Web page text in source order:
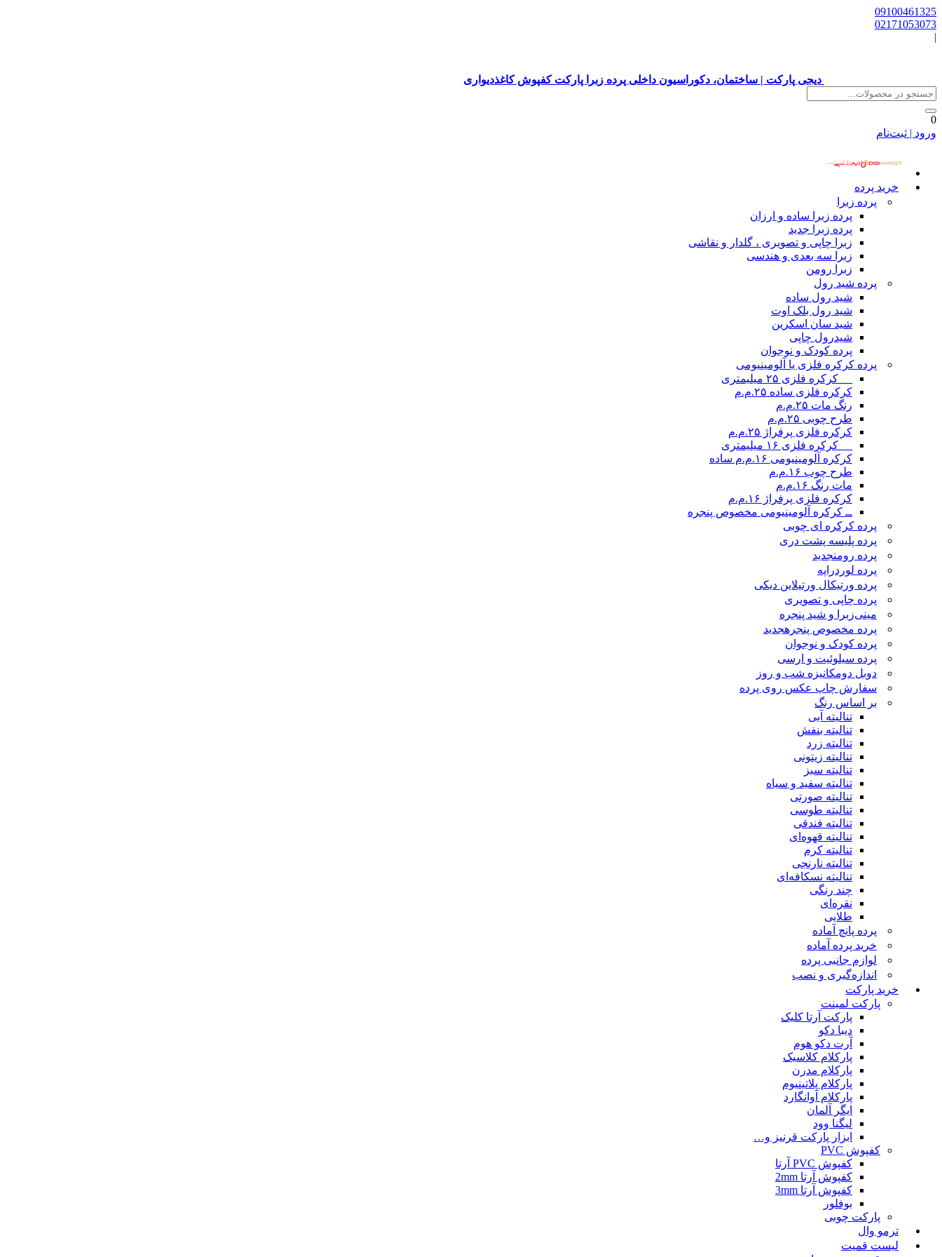
09100461325
02171053073
|
دیجی پارکت | ساختمان، دکوراسیون داخلی پرده زبرا پارکت کفپوش کاغذدیواری
0
ورود | ثبت‌نام
خرید پرده
پرده زبرا
پرده زبرا ساده و ارزان
پرده زبرا جدید
زبرا چاپی و تصویری ، گلدار و نقاشی
زبرا سه بعدی و هندسی
زبرا رومن
پرده شید رول
شید رول ساده
شید رول بلک اوت
شید سان اسکرین
شیدرول چاپی
پرده کودک و نوجوان
پرده کرکره فلزی یا آلومینیومی
__ کرکره فلزی ۲۵ میلیمتری
کرکره فلزی ساده ۲۵.م.م
رنگ مات ۲۵.م.م
طرح چوبی ۲۵.م.م
کرکره فلزی پرفراژ ۲۵.م.م
__ کرکره فلزی ۱۶ میلیمتری
کرکره آلومینیومی ۱۶.م.م ساده
طرح چوب ۱۶.م.م
مات رنگ ۱۶.م.م
کرکره فلزی پرفراژ ۱۶.م.م
ــ کرکره آلومینیومی مخصوص پنجره
پرده کرکره ای چوبی
پرده پلیسه پشت دری
پرده رومنجدید
پرده لوردراپه
پرده ورتیکال ورتیلاین دیکی
پرده چاپی و تصویری
مینی‌زبرا و شید پنجره
پرده مخصوص پنجرهجدید
پرده کودک و نوجوان
پرده سیلوئیت و ارسی
دوبل دومکانیزه شب و روز
سفارش چاپ عکس روی پرده
بر اساس رنگ
تنالیته آبی
تنالیته بنفش
تنالیته زرد
تنالیته زیتونی
تنالیته سبز
تنالیته سفید و سیاه
تنالیته صورتی
تنالیته طوسی
تنالیته فندقی
تنالیته قهوه‌ای
تنالیته کرم
تنالیته نارنجی
تنالیته نسکافه‌ای
چند رنگی
نقره‌ای
طلایی
پرده پانچ آماده
خرید پرده آماده
لوازم جانبی پرده
اندازه‌گیری و نصب
خرید پارکت
پارکت لمینت
پارکت آرتا کلیک
دیبا دکو
آرت دکو هوم
پارکلام کلاسیک
پارکلام مدرن
پارکلام پلاتینیوم
پارکلام آوانگارد
ایگر آلمان
لیگنا وود
ابزار پارکت قرنیز و…
کفپوش PVC
کفپوش PVC آرتا
کفپوش آرتا 2mm
کفپوش آرتا 3mm
بوفلور
پارکت چوبی
ترمو وال
لیست قمیت